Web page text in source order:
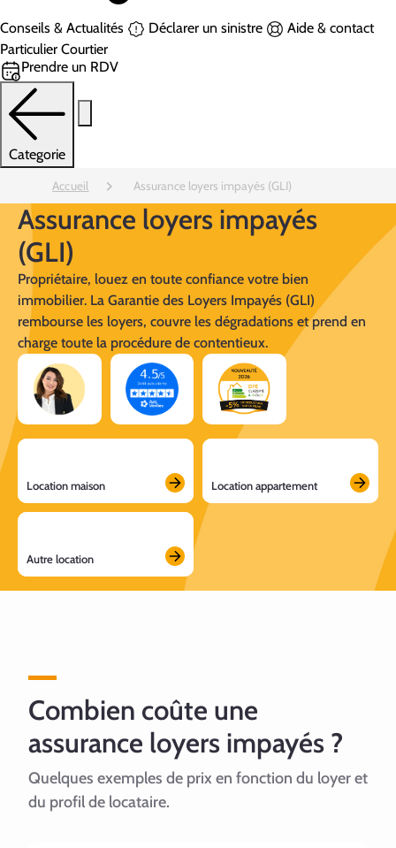
Conseils & Actualités Déclarer un sinistre
Aide & contact
Particulier Courtier
Prendre un RDV
Categorie
Accueil Assurance loyers impayés (GLI)
Assurance loyers impayés
(GLI)
Propriétaire, louez en toute confiance votre bien
immobilier. La Garantie des Loyers Impayés (GLI)
rembourse les loyers, couvre les dégradations et prend en
charge toute la procédure de contentieux.
Location maison Location appartement
Autre location
Combien coûte une
assurance loyers impayés ?
Quelques exemples de prix en fonction du loyer et
du profil de locataire.